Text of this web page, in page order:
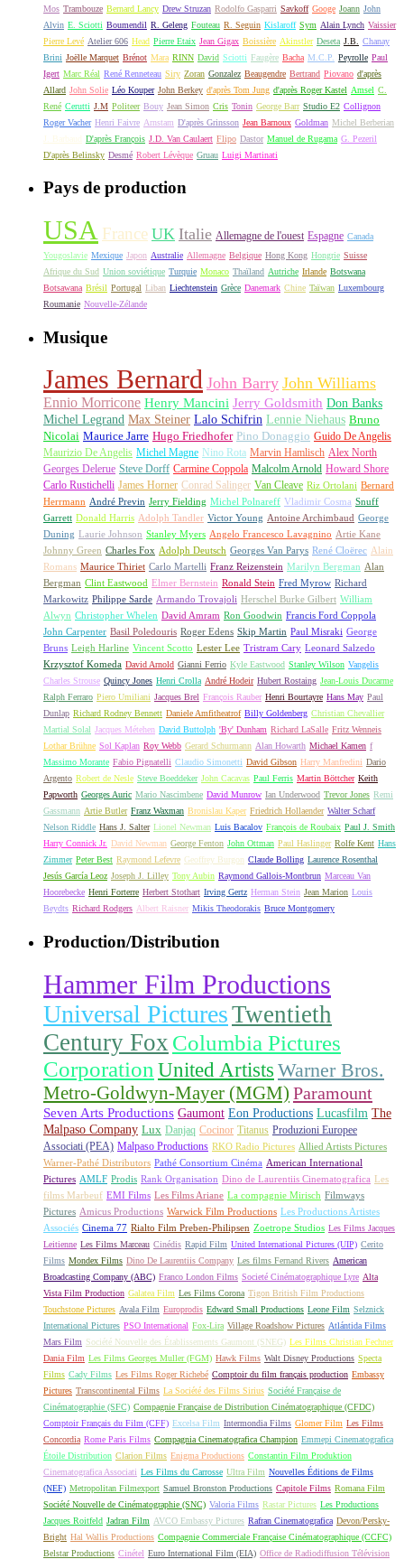
Mos Trambouze Bernard Lancy Drew Struzan Rodolfo Gasparri Savkoff Googe Joann John
Alvin E. Sciotti Boumendil R. Geleng Fouteau R. Seguin Kislaroff Sym Alain Lynch Vaissier
Pierre Levé Atelier 606 Head Pierre Etaix Jean Gigax Boissière Akinstler Deseta J.B.
Chanay
Brini Joëlle Marquet Brénot Mara RINN David Sciotti Faugère Bacha M.C.P. Peyrolle Paul
Igert Marc Réal René Renneteau Siry Zoran Gonzalez Beaugendre Bertrand Piovano d'après
Allard John Solie Léo Kouper John Berkey d'après Tom Jung d'après Roger Kastel Amsel C.
René Cerutti J.M Politeer Bouy Jean Simon Cris Tonin George Barr Studio E2 Collignon
Roger Vacher Henri Faivre Arnstam D'après Grinsson Jean Barnoux Goldman Michel Berberian
J. Barbaud
D'après François J.D. Van Caulaert Flipo Dastor Manuel de Rugama G. Pezeril
D'après Belinsky Desmé Robert Lévèque Gruau Luigi Martinati
Pays de production
USA France UK Italie Allemagne de l'ouest Espagne Canada
Yougoslavie Mexique Japon Australie Allemagne Belgique Hong Kong Hongrie Suisse
Afrique du Sud Union soviétique Turquie Monaco Thaïland Autriche Irlande Botswana
Botsawana Brésil Portugal Liban Liechtenstein Grèce Danemark Chine Taïwan Luxembourg
Roumanie Nouvelle-Zélande
Musique
James Bernard John Barry John Williams
Ennio Morricone Henry Mancini Jerry Goldsmith Don Banks
Michel Legrand Max Steiner Lalo Schifrin Lennie Niehaus Bruno
Nicolai Maurice Jarre Hugo Friedhofer Pino Donaggio Guido De Angelis
Maurizio De Angelis Michel Magne Nino Rota Marvin Hamlisch Alex North
Georges Delerue Steve Dorff Carmine Coppola Malcolm Arnold Howard Shore
Carlo Rustichelli James Horner Conrad Salinger Van Cleave Riz Ortolani Bernard
Herrmann André Previn Jerry Fielding Michel Polnareff Vladimir Cosma Snuff
Garrett Donald Harris Adolph Tandler Victor Young Antoine Archimbaud George
Duning Laurie Johnson Stanley Myers Angelo Francesco Lavagnino Artie Kane
Johnny Green Charles Fox Adolph Deutsch Georges Van Parys René Cloërec Alain
Romans Maurice Thiriet Carlo Martelli Franz Reizenstein Marilyn Bergman Alan
Bergman Clint Eastwood Elmer Bernstein Ronald Stein Fred Myrow Richard
Markowitz Philippe Sarde Armando Trovajoli Herschel Burke Gilbert William
Alwyn Christopher Whelen David Amram Ron Goodwin Francis Ford Coppola
John Carpenter Basil Poledouris Roger Edens Skip Martin Paul Misraki George
Bruns Leigh Harline Vincent Scotto Lester Lee Tristram Cary Leonard Salzedo
Krzysztof Komeda David Arnold Gianni Ferrio Kyle Eastwood Stanley Wilson Vangelis
Charles Strouse Quincy Jones Henri Crolla André Hodeir Hubert Rostaing Jean-Louis Ducarme
Ralph Ferraro Piero Umiliani Jacques Brel François Rauber Henri Bourtayre Hans May Paul
Dunlap Richard Rodney Bennett Daniele Amfitheatrof Billy Goldenberg Christian Chevallier
Martial Solal Jacques Métehen David Buttolph 'By' Dunham Richard LaSalle Fritz Wenneis
Lothar Brühne Sol Kaplan Roy Webb Gerard Schurmann Alan Howarth Michael Kamen f
Massimo Morante Fabio Pignatelli Claudio Simonetti David Gibson Harry Manfredini Dario
Argento Robert de Nesle Steve Boeddeker John Cacavas Paul Ferris Martin Böttcher Keith
Papworth Georges Auric Mario Nascimbene David Munrow Ian Underwood Trevor Jones Remi
Gassmann Artie Butler Franz Waxman Bronislau Kaper Friedrich Hollaender Walter Scharf
Nelson Riddle Hans J. Salter Lionel Newman Luis Bacalov François de Roubaix Paul J. Smith
Harry Connick Jr. David Newman George Fenton John Ottman Paul Haslinger Rolfe Kent Hans
Zimmer Peter Best Raymond Lefevre Geoffrey Burgon Claude Bolling Laurence Rosenthal
Jesús García Leoz Joseph J. Lilley Tony Aubin Raymond Gallois-Montbrun Marceau Van
Hoorebecke Henri Forterre Herbert Stothart Irving Gertz Herman Stein Jean Marion Louis
Beydts Richard Rodgers Albert Raisner Mikis Theodorakis Bruce Montgomery
Production/Distribution
Hammer Film Productions
Universal PicturesTwentieth
Century Fox Columbia Pictures
Corporation United Artists Warner Bros.
Metro-Goldwyn-Mayer (MGM) Paramount
Seven Arts Productions Gaumont Eon Productions Lucasfilm The
Malpaso Company Lux Danjaq Cocinor Titanus Produzioni Europee
Associati (PEA) Malpaso Productions RKO Radio Pictures Allied Artists Pictures
Warner-Pathé Distributors Pathé Consortium Cinéma American International
Pictures AMLF Prodis Rank Organisation Dino de Laurentiis Cinematografica Les
films Marbeuf EMI Films Les Films Ariane La compagnie Mirisch Filmways
Pictures Amicus Productions Warwick Film Productions Les Productions Artistes
Associés Cinema 77 Rialto Film Preben-Philipsen Zoetrope Studios Les Films Jacques
Leitienne Les Films Marceau Cinédis Rapid Film United International Pictures (UIP) Cerito
Films Mondex Films Dino De Laurentiis Company Les films Fernand Rivers American
Broadcasting Company (ABC) Franco London Films Societé Cinématographique Lyre Alta
Vista Film Production Galatea Film Les Films Corona Tigon British Film Productions
Touchstone Pictures Avala Film Europrodis Edward Small Productions Leone Film Selznick
International Pictures PSO International Fox-Lira Village Roadshow Pictures Atlántida Films
Mars Film Société Nouvelle des Établissements Gaumont (SNEG) Les Films Christian Fechner
Dania Film Les Films Georges Muller (FGM) Hawk Films Walt Disney Productions Specta
Films Cady Films Les Films Roger Richebé Comptoir du film français production Embassy
Pictures Transcontinental Films La Société des Films Sirius Société Française de
Cinématographie (SFC) Compagnie Française de Distribution Cinématographique (CFDC)
Comptoir Français du Film (CFF) Excelsa Film Intermondia Films Glomer Film Les Films
Concordia Rome Paris Films Compagnia Cinematografica Champion Emmepi Cinematografica
Étoile Distribution Clarion Films Enigma Productions Constantin Film Produktion
Cinematografica Associati Les Films du Carrosse Ultra Film Nouvelles Éditions de Films
(NEF) Metropolitan Filmexport Samuel Bronston Productions Capitole Films Romana Film
Société Nouvelle de Cinématographie (SNC) Valoria Films Rastar Pictures Les Productions
Jacques Roitfeld Jadran Film AVCO Embassy Pictures Rafran Cinematografica Devon/Persky-
Bright Hal Wallis Productions Compagnie Commerciale Française Cinématographique (CCFC)
Belstar Productions Cinétel Euro International Film (EIA) Office de Radiodiffusion Télévision